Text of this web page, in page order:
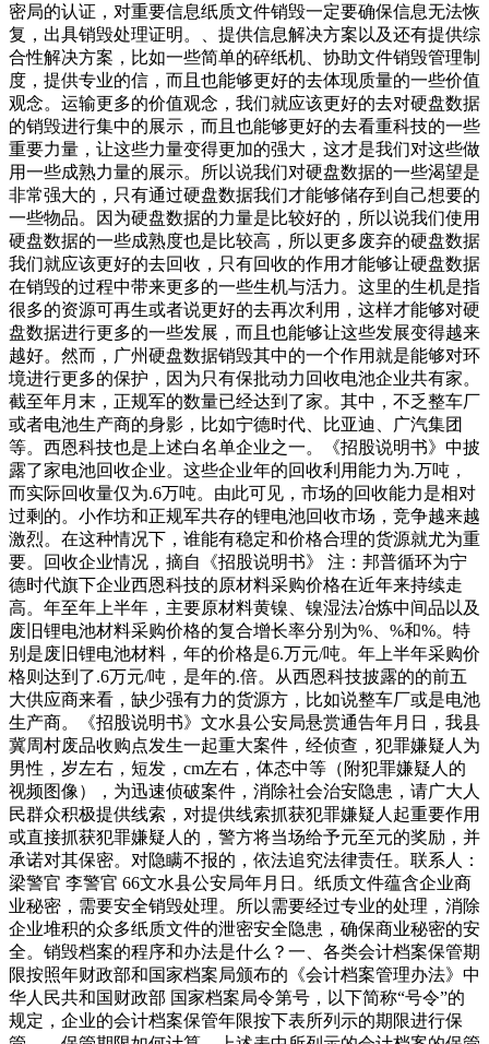
密局的认证，对重要信息纸质文件销毁一定要确保信息无法恢
复，出具销毁处理证明。、提供信息解决方案以及还有提供综
合性解决方案，比如一些简单的碎纸机、协助文件销毁管理制
度，提供专业的信，而且也能够更好的去体现质量的一些价值
观念。运输更多的价值观念，我们就应该更好的去对硬盘数据
的销毁进行集中的展示，而且也能够更好的去看重科技的一些
重要力量，让这些力量变得更加的强大，这才是我们对这些做
用一些成熟力量的展示。所以说我们对硬盘数据的一些渴望是
非常强大的，只有通过硬盘数据我们才能够储存到自己想要的
一些物品。因为硬盘数据的力量是比较好的，所以说我们使用
硬盘数据的一些成熟度也是比较高，所以更多废弃的硬盘数据
我们就应该更好的去回收，只有回收的作用才能够让硬盘数据
在销毁的过程中带来更多的一些生机与活力。这里的生机是指
很多的资源可再生或者说更好的去再次利用，这样才能够对硬
盘数据进行更多的一些发展，而且也能够让这些发展变得越来
越好。然而，广州硬盘数据销毁其中的一个作用就是能够对环
境进行更多的保护，因为只有保批动力回收电池企业共有家。
截至年月末，正规军的数量已经达到了家。其中，不乏整车厂
或者电池生产商的身影，比如宁德时代、比亚迪、广汽集团
等。西恩科技也是上述白名单企业之一。《招股说明书》中披
露了家电池回收企业。这些企业年的回收利用能力为.万吨，
而实际回收量仅为.6万吨。由此可见，市场的回收能力是相对
过剩的。小作坊和正规军共存的锂电池回收市场，竞争越来越
激烈。在这种情况下，谁能有稳定和价格合理的货源就尤为重
要。回收企业情况，摘自《招股说明书》 注：邦普循环为宁
德时代旗下企业西恩科技的原材料采购价格在近年来持续走
高。年至年上半年，主要原材料黄镍、镍湿法冶炼中间品以及
废旧锂电池材料采购价格的复合增长率分别为%、%和%。特
别是废旧锂电池材料，年的价格是6.万元/吨。年上半年采购价
格则达到了.6万元/吨，是年的.倍。从西恩科技披露的的前五
大供应商来看，缺少强有力的货源方，比如说整车厂或是电池
生产商。《招股说明书》文水县公安局悬赏通告年月日，我县
冀周村废品收购点发生一起重大案件，经侦查，犯罪嫌疑人为
男性，岁左右，短发，cm左右，体态中等（附犯罪嫌疑人的
视频图像），为迅速侦破案件，消除社会治安隐患，请广大人
民群众积极提供线索，对提供线索抓获犯罪嫌疑人起重要作用
或直接抓获犯罪嫌疑人的，警方将当场给予元至元的奖励，并
承诺对其保密。对隐瞒不报的，依法追究法律责任。联系人：
梁警官 李警官 66文水县公安局年月日。纸质文件蕴含企业商
业秘密，需要安全销毁处理。所以需要经过专业的处理，消除
企业堆积的众多纸质文件的泄密安全隐患，确保商业秘密的安
全。销毁档案的程序和办法是什么？一、各类会计档案保管期
限按照年财政部和国家档案局颁布的《会计档案管理办法》中
华人民共和国财政部 国家档案局令第号，以下简称“号令”的
规定，企业的会计档案保管年限按下表所列示的期限进行保